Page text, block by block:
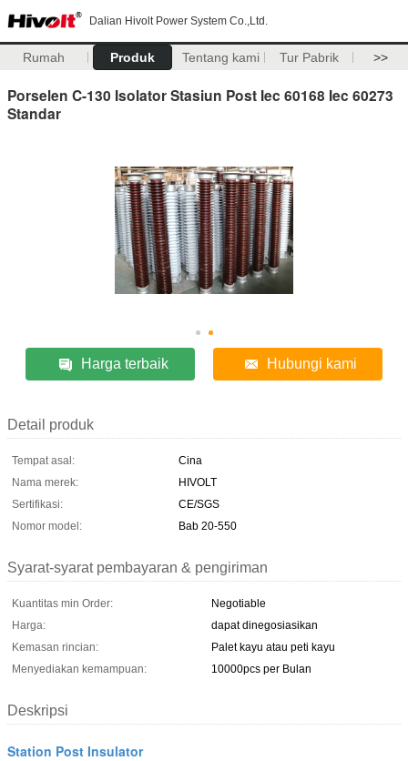
Dalian Hivolt Power System Co.,Ltd.
Rumah Produk Tentang kami Tur Pabrik >>
Porselen C-130 Isolator Stasiun Post Iec 60168 Iec 60273
Standar
Harga terbaik Hubungi kami
Detail produk
Tempat asal:
Cina
Nama merek:
HIVOLT
Sertifikasi:
CE/SGS
Nomor model:
Bab 20-550
Syarat-syarat pembayaran & pengiriman
Kuantitas min Order:
Negotiable
Harga:
dapat dinegosiasikan
Kemasan rincian:
Palet kayu atau peti kayu
Menyediakan kemampuan:
10000pcs per Bulan
Deskripsi
Station Post Insulator